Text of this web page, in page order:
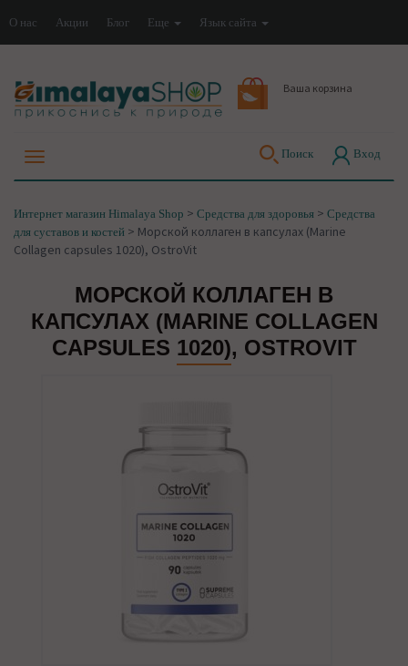
О нас Акции Блог Еще Язык сайта
Ваша корзина
Поиск Вход
Интернет магазин Himalaya Shop > Средства для здоровья > Средства
для суставов и костей > Морской коллаген в капсулах (Marine
Collagen capsules 1020), OstroVit
МОРСКОЙ КОЛЛАГЕН В
КАПСУЛАХ (MARINE COLLAGEN
CAPSULES 1020), OSTROVIT